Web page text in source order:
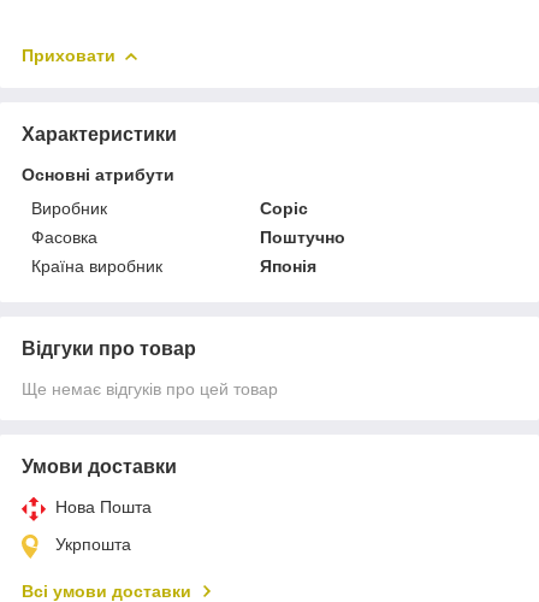
Приховати
Характеристики
Основні атрибути
Виробник
Copic
Фасовка
Поштучно
Країна виробник
Японія
Відгуки про товар
Ще немає відгуків про цей товар
Умови доставки
Нова Пошта
Укрпошта
Всі умови доставки